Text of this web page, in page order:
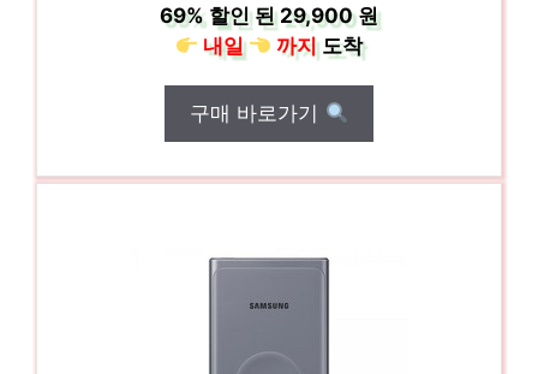
69%할인 된29,900 원
내일
까지도착
구매 바로가기